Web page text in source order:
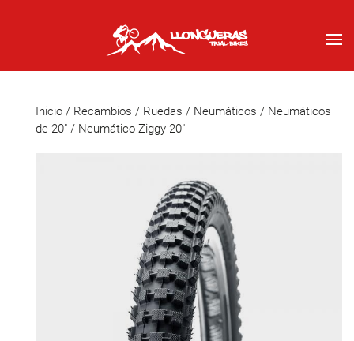
Inicio / Recambios / Ruedas / Neumáticos / Neumáticos
de 20" / Neumático Ziggy 20″